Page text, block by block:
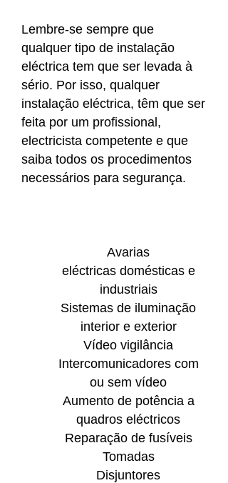
Lembre-se sempre que
qualquer tipo de instalação
eléctrica tem que ser levada à
sério. Por isso, qualquer
instalação eléctrica, têm que ser
feita por um profissional,
electricista competente e que
saiba todos os procedimentos
necessários para segurança.
Avarias
eléctricas domésticas e
industriais
Sistemas de iluminação
interior e exterior
Vídeo vigilância
Intercomunicadores com
ou sem vídeo
Aumento de potência a
quadros eléctricos
Reparação de fusíveis
Tomadas
Disjuntores